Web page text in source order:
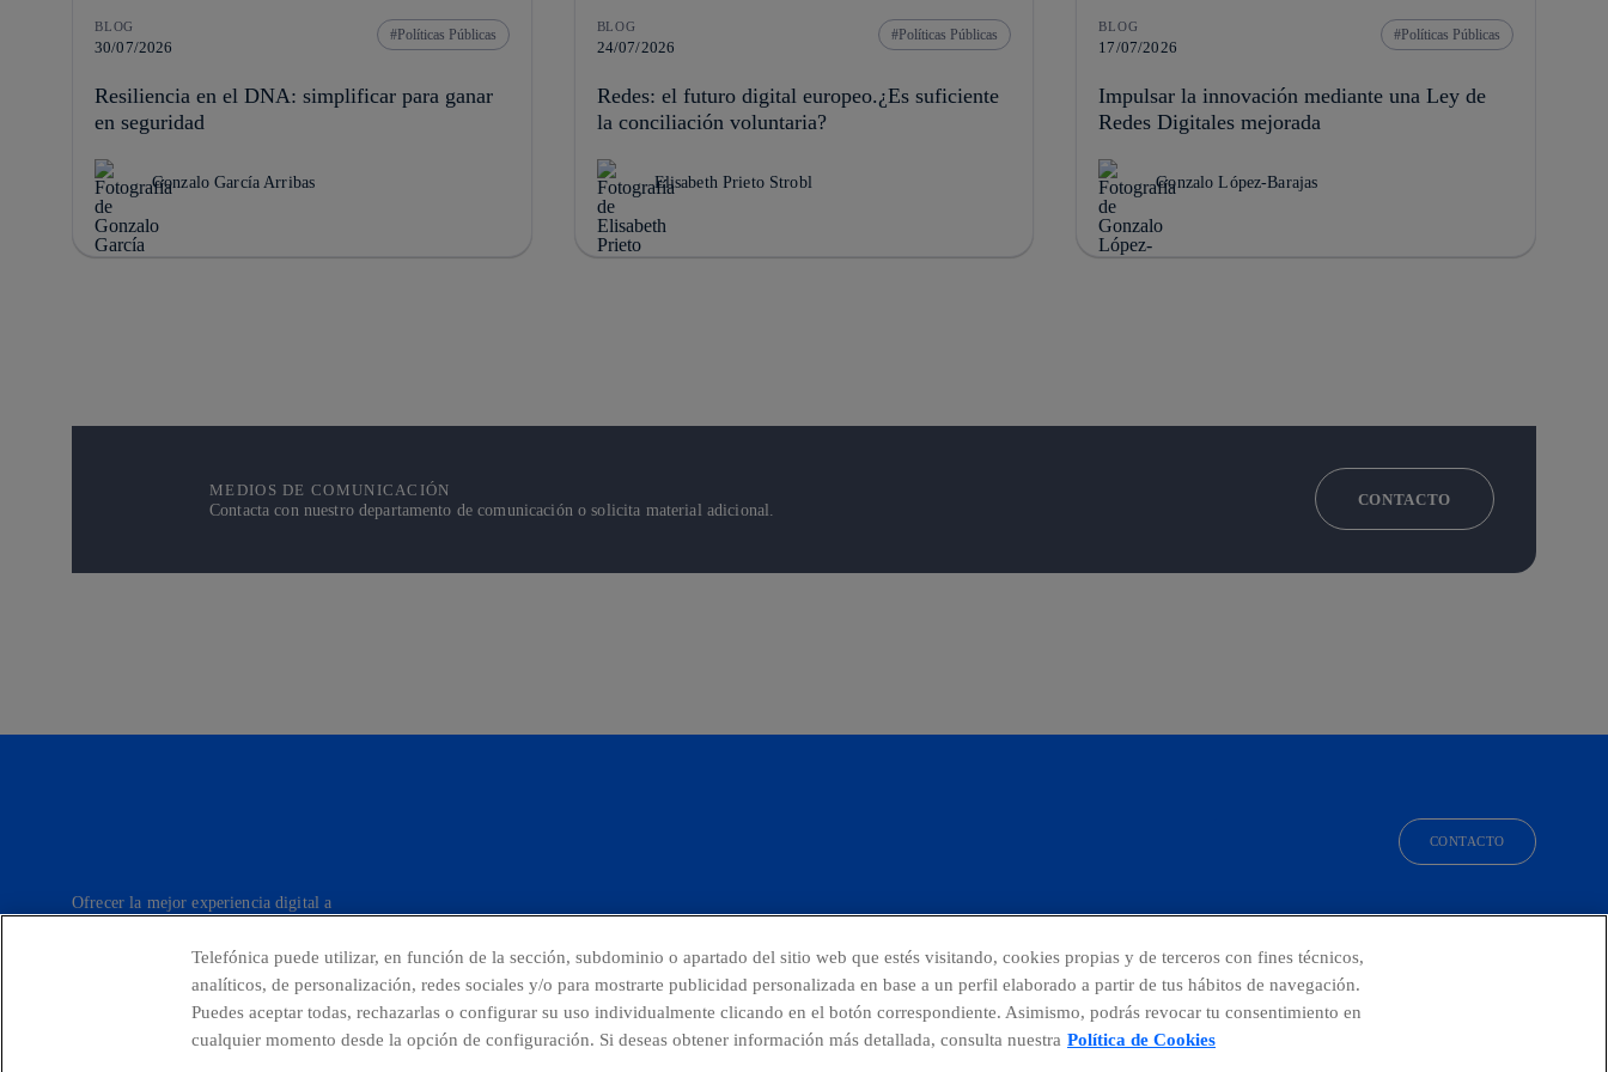
BLOG
30/07/2026
Políticas Públicas
Resiliencia en el DNA: simplificar para ganar
en seguridad
Gonzalo García Arribas
BLOG
24/07/2026
Políticas Públicas
Redes: el futuro digital europeo.¿Es suficiente
la conciliación voluntaria?
Elisabeth Prieto Strobl
BLOG
17/07/2026
Políticas Públicas
Impulsar la innovación mediante una Ley de
Redes Digitales mejorada
Gonzalo López-Barajas
MEDIOS DE COMUNICACIÓN
Contacta con nuestro departamento de comunicación o solicita material adicional.
CONTACTO
Ofrecer la mejor experiencia digital a
youtube
CONTACTO
Telefónica en redes sociales Canal de Denuncias
Telefónica puede utilizar, en función de la sección, subdominio o apartado del sitio web que estés visitando, cookies propias y de terceros con fines técnicos,
analíticos, de personalización, redes sociales y/o para mostrarte publicidad personalizada en base a un perfil elaborado a partir de tus hábitos de navegación.
Puedes aceptar todas, rechazarlas o configurar su uso individualmente clicando en el botón correspondiente. Asimismo, podrás revocar tu consentimiento en
cualquier momento desde la opción de configuración. Si deseas obtener información más detallada, consulta nuestra Política de Cookies